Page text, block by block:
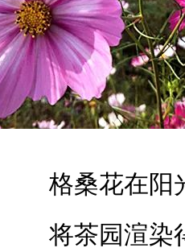
格桑花在阳
将茶园渲染